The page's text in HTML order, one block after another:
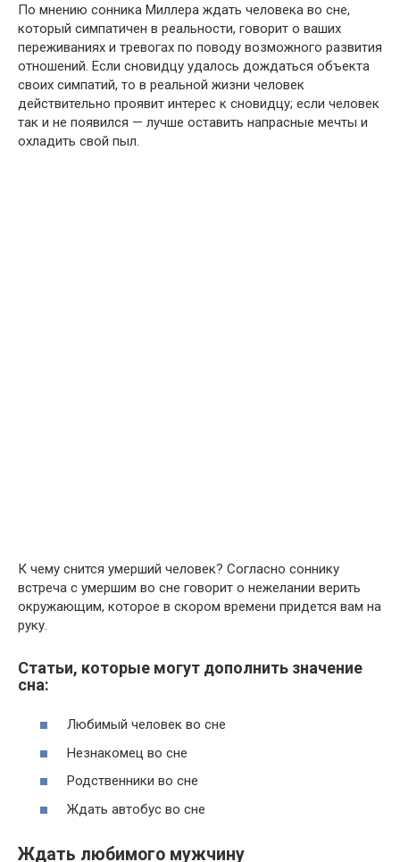
По мнению сонника Миллера ждать человека во сне,
который симпатичен в реальности, говорит о ваших
переживаниях и тревогах по поводу возможного развития
отношений. Если сновидцу удалось дождаться объекта
своих симпатий, то в реальной жизни человек
действительно проявит интерес к сновидцу; если человек
так и не появился — лучше оставить напрасные мечты и
охладить свой пыл.
К чему снится умерший человек? Согласно соннику
встреча с умершим во сне говорит о нежелании верить
окружающим, которое в скором времени придется вам на
руку.
Статьи, которые могут дополнить значение
сна:
Любимый человек во сне
Незнакомец во сне
Родственники во сне
Ждать автобус во сне
Ждать любимого мужчину